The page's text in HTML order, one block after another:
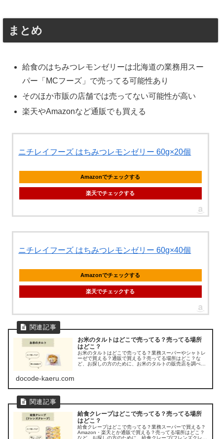
まとめ
給食のはちみつレモンゼリーは北海道の業務用スー
パー「MCフーズ」で売ってる可能性あり
そのほか市販の店舗では売ってない可能性が高い
楽天やAmazonなど通販でも買える
ニチレイフーズ はちみつレモンゼリー 60g×20個
Amazonでチェックする
楽天でチェックする
ニチレイフーズ はちみつレモンゼリー 60g×40個
Amazonでチェックする
楽天でチェックする
お米のタルトはどこで売ってる？売ってる場所
はどこ？
お米のタルトはどこで売ってる？業務スーパーやシャトレ
ーゼで買える？通販で買える？売ってる場所はどこ？な
ど、お探しの方のために、お米のタルトの販売店を調べて
docode-kaeru.com
給食クレープはどこで売ってる？売ってる場所
はどこ？
給食クレープはどこで売ってる？業務スーパーで買える？
Amazon・楽天とか通販で買える？売ってる場所はどこ？
など、お探しの方のために、給食クレープ(フレンズクレー